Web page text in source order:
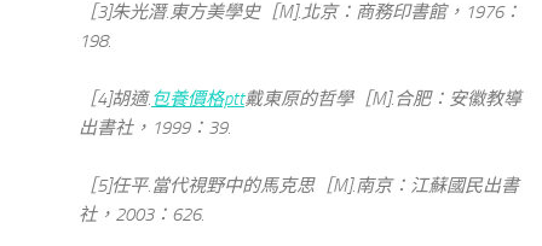
［3]朱光潛.東方美學史［M].北京：商務印書館，1976：
198.
［4]胡適.包養價格ptt戴東原的哲學［M].合肥：安徽教導
出書社，1999：39.
［5]任平.當代視野中的馬克思［M].南京：江蘇國民出書
社，2003：626.